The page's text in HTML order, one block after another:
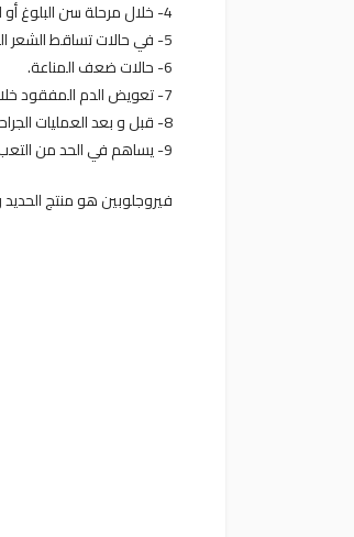
4- خلال مرحلة سن البلوغ أو الشيخوخة.
5- في حالات تساقط الشعر الناتج عن الأنيميا.
6- حالات ضعف المناعة.
7- تعويض الدم المفقود خلال الدورة الشهرية لدى السيدات.
8- قبل و بعد العمليات الجراحية.
9- يساهم في الحد من التعب والإرهاق.
فيروجلوبين هو منتج الحديد